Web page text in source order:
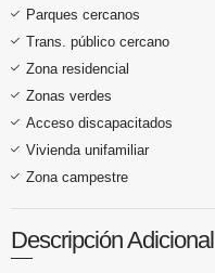
Parques cercanos
Trans. público cercano
Zona residencial
Zonas verdes
Acceso discapacitados
Vivienda unifamiliar
Zona campestre
Descripción Adicional